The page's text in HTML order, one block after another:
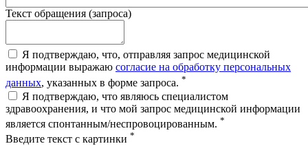
Текст обращения (запроса)
Я подтверждаю, что, отправляя запрос медицинской
информации выражаю согласие на обработку персональных
данных, указанных в форме запроса. *
Я подтверждаю, что являюсь специалистом
здравоохранения, и что мой запрос медицинской информации
является спонтанным/неспровоцированным. *
Введите текст с картинки *